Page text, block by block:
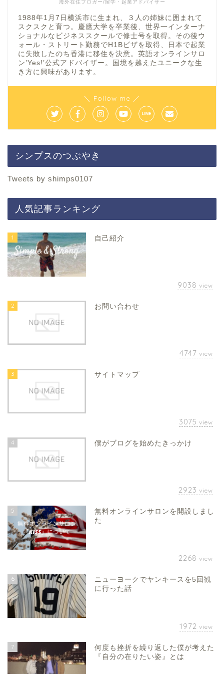
海外在住ブロガー/留学・起業アドバイザー
1988年1月7日横浜市に生まれ、３人の姉妹に囲まれて
スクスクと育つ。慶應大学を卒業後、世界一インターナ
ショナルなビジネススクールで修士号を取得。その後ウ
ォール・ストリート勤務でH1Bビザを取得、日本で起業
に失敗したのち香港に移住を決意。英語オンラインサロ
ン’Yes!’公式アドバイザー。国境を越えたユニークな生
き方に興味があります。
＼ Follow me ／
シンプスのつぶやき
Tweets by shimps0107
人気記事ランキング
1 自己紹介
9038 view
2 お問い合わせ
4747 view
3 サイトマップ
3075 view
4 僕がブログを始めたきっかけ
2923 view
5
無料オンラインサロンを開設しまし
た
2268 view
6
ニューヨークでヤンキースを5回観
に行った話
1972 view
7
何度も挫折を繰り返した僕が考えた
『自分の在りたい姿』とは